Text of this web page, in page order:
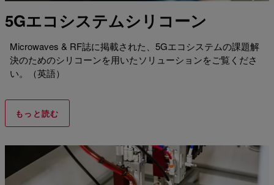
5Gエコシステムシリコーン
Microwaves & RF誌に掲載された、5Gエコシステムの課題解
決のためのシリコーンを用いたソリューションをご覧くださ
い。（英語）
もっと読む